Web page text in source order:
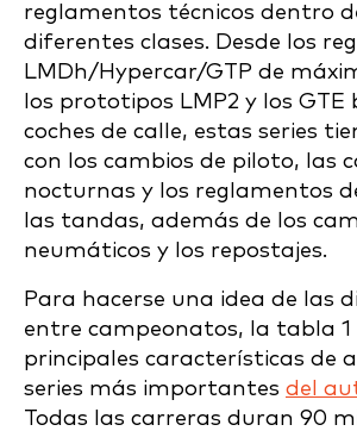
reglamentos técnicos dentro
diferentes clases. Desde los
LMDh/Hypercar/GTP de
los prototipos LMP2 y los GTE
coches de calle, estas series
con los cambios de piloto, las
nocturnas y los reglamentos
las tandas, además de los
neumáticos y los repostajes.
Para hacerse una idea de las
entre campeonatos, la tabla 1
principales características de
series más importantes del
Todas las carreras duran 90